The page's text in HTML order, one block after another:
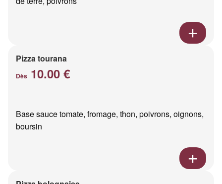
Pizza tourana
Dès 10.00 €
Base sauce tomate, fromage, thon, poivrons, oignons,
boursin